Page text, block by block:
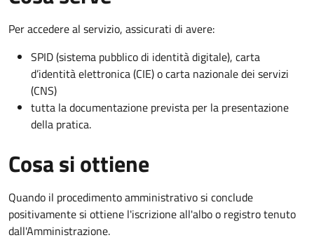
Per accedere al servizio, assicurati di avere:
SPID (sistema pubblico di identità digitale), carta
d’identità elettronica (CIE) o carta nazionale dei servizi
(CNS)
tutta la documentazione prevista per la presentazione
della pratica.
Cosa si ottiene
Quando il procedimento amministrativo si conclude
positivamente si ottiene l'iscrizione all'albo o registro tenuto
dall'Amministrazione.